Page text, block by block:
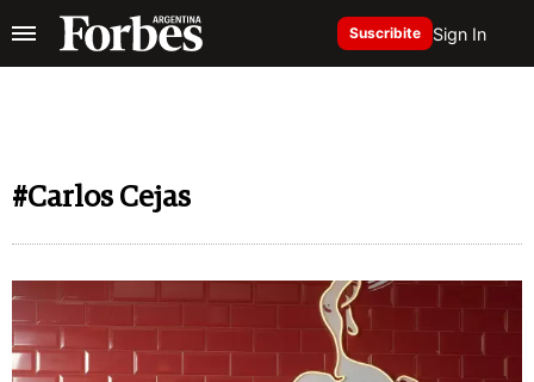
Suscribite Sign In
#Carlos Cejas